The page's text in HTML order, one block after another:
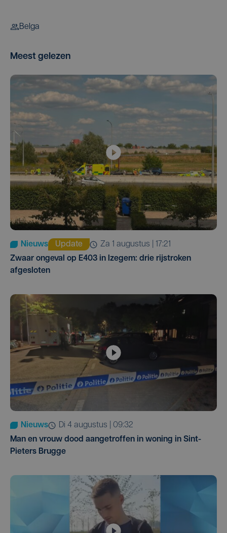
Belga
Meest gelezen
Nieuws Update
za 1 augustus | 17:21
Zwaar ongeval op E403 in Izegem: drie rijstroken
afgesloten
Nieuws
di 4 augustus | 09:32
Man en vrouw dood aangetroffen in woning in Sint-
Pieters Brugge